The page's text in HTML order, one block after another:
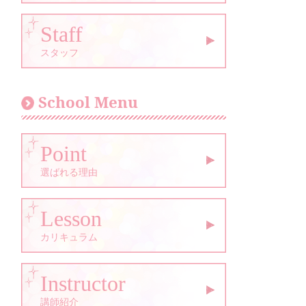
Staff
スタッフ
School Menu
Point
選ばれる理由
Lesson
カリキュラム
Instructor
講師紹介